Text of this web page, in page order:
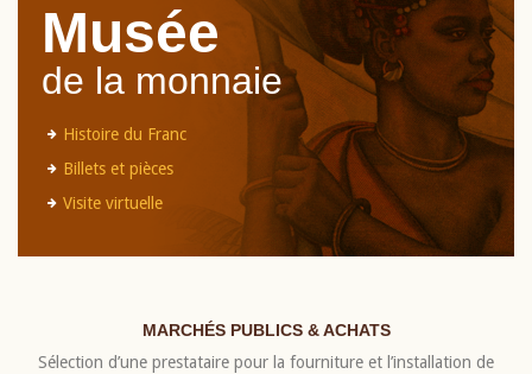
Musée
de la monnaie
Histoire du Franc
Billets et pièces
Visite virtuelle
MARCHÉS PUBLICS & ACHATS
Sélection d’une prestataire pour la fourniture et l’installation de